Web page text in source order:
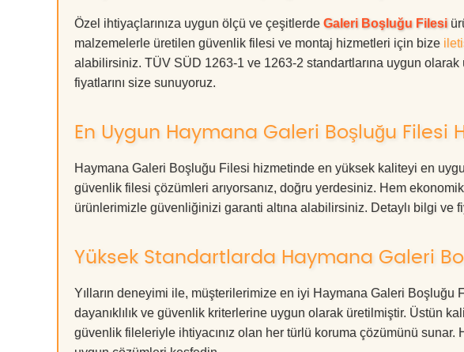
Özel ihtiyaçlarınıza uygun ölçü ve çeşitlerde Galeri Boşluğu Filesi
malzemelerle üretilen güvenlik filesi ve montaj hizmetleri için bize
alabilirsiniz. TÜV SÜD 1263-1 ve 1263-2 standartlarına uygun
fiyatlarını size sunuyoruz.
En Uygun Haymana Galeri Boşluğu Filesi
Haymana Galeri Boşluğu Filesi hizmetinde en yüksek kaliteyi en
güvenlik filesi çözümleri arıyorsanız, doğru yerdesiniz. Hem
ürünlerimizle güvenliğinizi garanti altına alabilirsiniz. Detaylı bilgi ve
Yüksek Standartlarda Haymana Galeri
Yılların deneyimi ile, müşterilerimize en iyi Haymana Galeri
dayanıklılık ve güvenlik kriterlerine uygun olarak üretilmiştir. Üstün
güvenlik fileleriyle ihtiyacınız olan her türlü koruma çözümünü sunar.